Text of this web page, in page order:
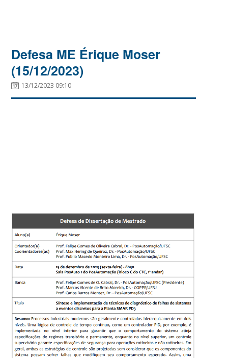
Defesa ME Érique Moser
(15/12/2023)
13/12/2023 09:10